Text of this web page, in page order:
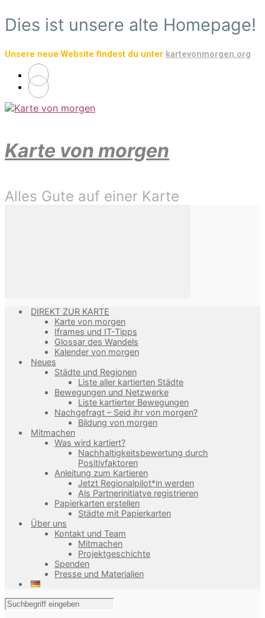
Zum
Hauptinhalt
Dies ist unsere alte Homepage!
Unsere neue Website findest du unter kartevonmorgen.org
Karte von morgen
Alles Gute auf einer Karte
DIREKT ZUR KARTE
Karte von morgen
Iframes und IT-Tipps
Glossar des Wandels
Kalender von morgen
Neues
Städte und Regionen
Liste aller kartierten Städte
Bewegungen und Netzwerke
Liste kartierter Bewegungen
Nachgefragt – Seid ihr von morgen?
Bildung von morgen
Mitmachen
Was wird kartiert?
Nachhaltigkeitsbewertung durch
Positivfaktoren
Anleitung zum Kartieren
Jetzt Regionalpilot*in werden
Als Partnerinitiatve registrieren
Papierkarten erstellen
Städte mit Papierkarten
Über uns
Kontakt und Team
Mitmachen
Projektgeschichte
Spenden
Presse und Materialien